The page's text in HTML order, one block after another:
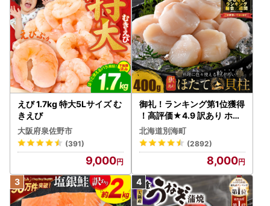
えび 1.7kg 特大5Lサイズ む
きえび
大阪府泉佐野市
(391)
9,000
御礼！ランキング第1位獲得
！高評価★4.9 訳あり ホタ
テ 400g（ほたて 帆立 貝柱
冷凍 ）
北海道別海町
(2892)
8,000